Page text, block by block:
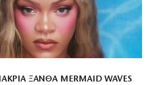
ΞΑΝΘΆ MERMAID WAVES